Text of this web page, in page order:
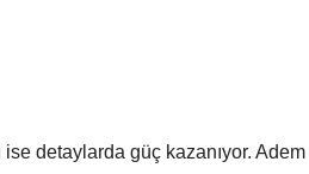
detaylarda güç kazanıyor. Adem